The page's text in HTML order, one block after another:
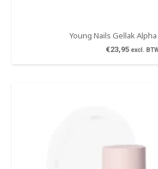
Young Nails Gellak
€23,95 excl.